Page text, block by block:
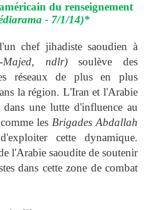
du renseignement
- 7/1/14)*
chef jihadiste saoudien à
ndlr)soulève des
réseaux de plus en plus
la région. L'Iran et l'Arabie
dans une lutte d'influence au
les Brigades Abdallah
cette dynamique.
l'Arabie saoudite de soutenir
dans cette zone de combat